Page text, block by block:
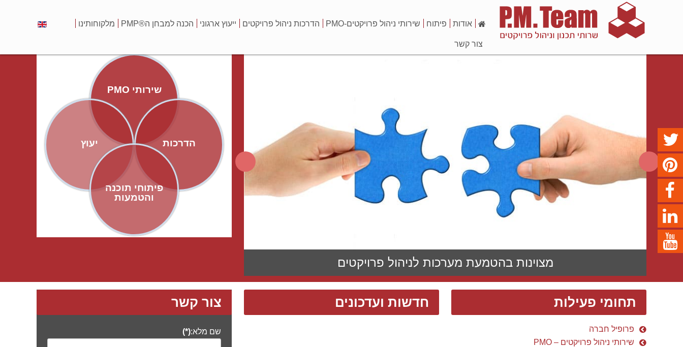
אודות פיתוח שירותי ניהול פרויקטים-PMO הדרכות ניהול פרויקטים ייעוץ ארגוני הכנה למבחן ה®PMP מלקוחותינו
צור קשר
מצוינות בהטמעת מערכות לניהול פרויקטים
שירותי PMO
יעוץ הדרכות
פיתוחי תוכנה
והטמעות
תחומי פעילות
פרופיל חברה
שירותי ניהול פרויקטים – PMO
חדשות ועדכונים צור קשר
שם מלא:(*)